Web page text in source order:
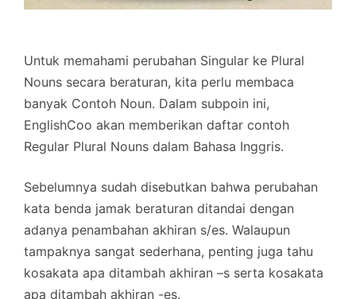
Untuk memahami perubahan Singular ke Plural
Nouns secara beraturan, kita perlu membaca
banyak Contoh Noun. Dalam subpoin ini,
EnglishCoo akan memberikan daftar contoh
Regular Plural Nouns dalam Bahasa Inggris.
Sebelumnya sudah disebutkan bahwa perubahan
kata benda jamak beraturan ditandai dengan
adanya penambahan akhiran s/es. Walaupun
tampaknya sangat sederhana, penting juga tahu
kosakata apa ditambah akhiran –s serta kosakata
apa ditambah akhiran -es.